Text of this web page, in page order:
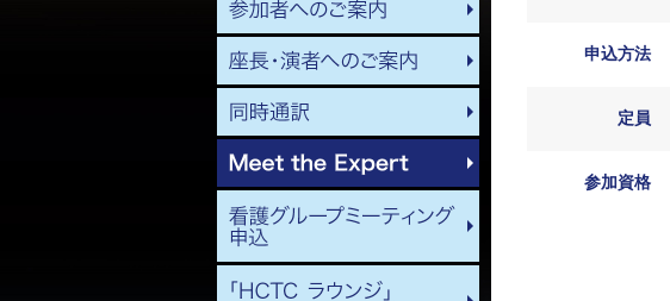
申込方法
定員
参加資格